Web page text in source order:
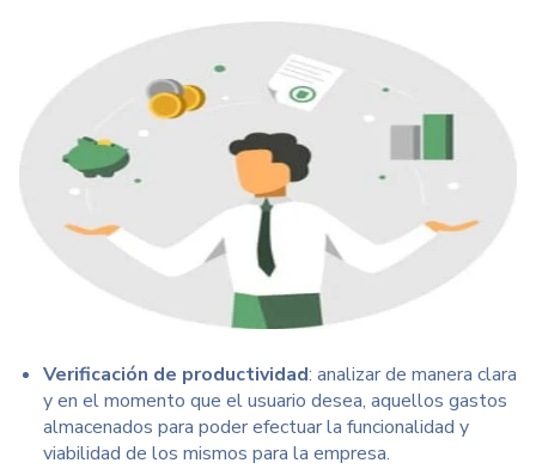
Verificación de productividad: analizar de manera clara
y en el momento que el usuario desea, aquellos gastos
almacenados para poder efectuar la funcionalidad y
viabilidad de los mismos para la empresa.